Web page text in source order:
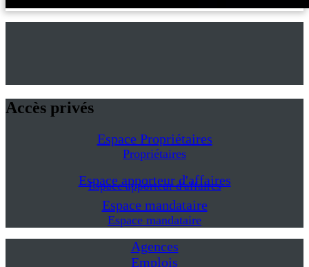
Accès privés
Espace Propriétaires
Propriétaires
Espace apporteur d'affaires
Espace apporteur d'affaires
Espace mandataire
Espace mandataire
Agences
Emplois